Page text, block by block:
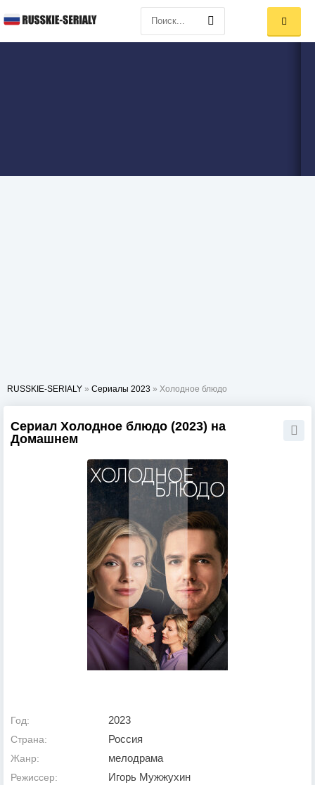
RUSSKIE-SERIALY » Сериалы 2023 » Холодное блюдо
Сериал Холодное блюдо (2023) на
Домашнем
Год: 2023
Страна: Россия
Жанр: мелодрама
Режиссер: Игорь Мужжухин